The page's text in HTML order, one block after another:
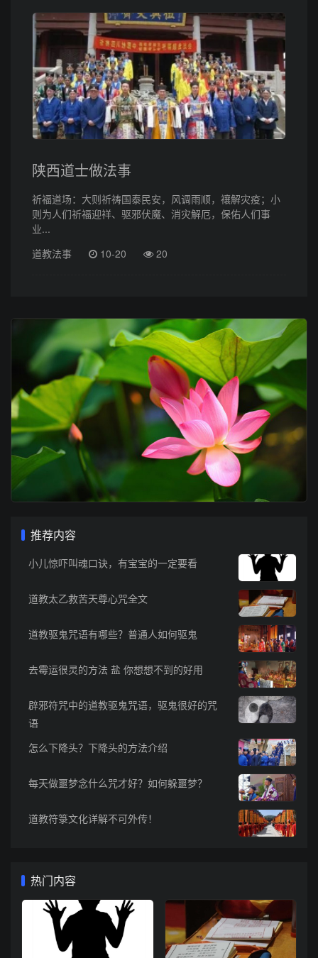
陕西道士做法事
祈福道场：大则祈祷国泰民安，风调雨顺，禳解灾疫；小
则为人们祈福迎祥、驱邪伏魔、消灾解厄，保佑人们事
业...
道教法事
10-20 20
推荐内容
小儿惊吓叫魂口诀，有宝宝的一定要看
道教太乙救苦天尊心咒全文
道教驱鬼咒语有哪些？普通人如何驱鬼
去霉运很灵的方法 盐 你想想不到的好用
辟邪符咒中的道教驱鬼咒语，驱鬼很好的咒
语
怎么下降头？下降头的方法介绍
每天做噩梦念什么咒才好？如何躲噩梦？
道教符箓文化详解不可外传！
热门内容